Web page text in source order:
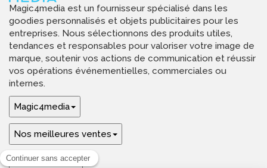
Magic4media est un fournisseur spécialisé dans les
goodies personnalisés et objets publicitaires pour les
entreprises. Nous sélectionnons des produits utiles,
tendances et responsables pour valoriser votre image de
marque, soutenir vos actions de communication et réussir
vos opérations événementielles, commerciales ou
internes.
Magic4media
Nos meilleures ventes
Guides & aide